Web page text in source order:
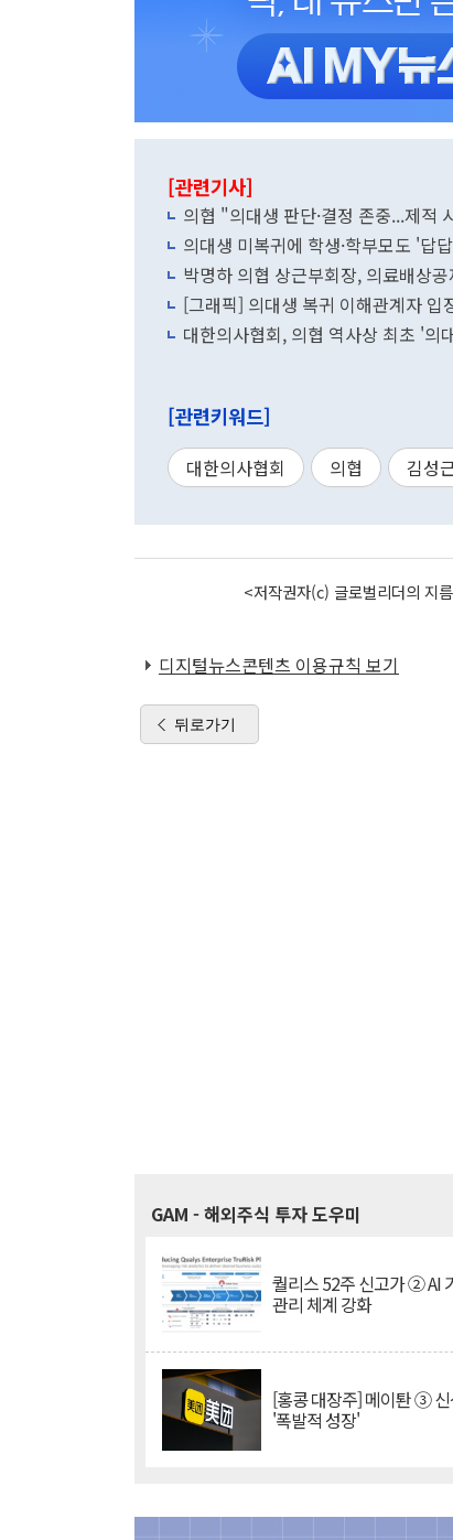
[관련기사]
의협 "의대생 판단·결정 존중...제적
의대생 미복귀에 학생·학부모도 '답
박명하 의협 상근부회장, 의료배상
[그래픽] 의대생 복귀 이해관계자 입
대한의사협회, 의협 역사상 최초 '의
[관련키워드]
대한의사협회 의협 김성
<저작권자(c) 글로벌리더의 지
디지털뉴스콘텐츠 이용규칙 보기
뒤로가기
GAM - 해외주식 투자 도우미
퀄리스 52주 신고가 ② AI
관리 체계 강화
[홍콩 대장주] 메이퇀 ③
'폭발적 성장'